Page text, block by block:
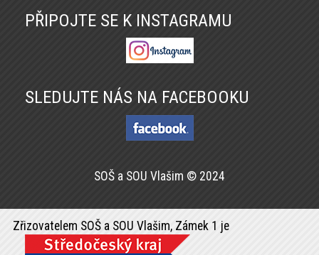
PŘIPOJTE SE K INSTAGRAMU
SLEDUJTE NÁS NA FACEBOOKU
SOŠ a SOU Vlašim © 2024
Zřizovatelem SOŠ a SOU Vlašim, Zámek 1 je